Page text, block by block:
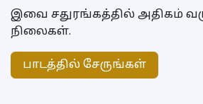
இவை சதுரங்கத்தில் அதிகம்
நிலைகள்.
பாடத்தில் சேருங்கள்